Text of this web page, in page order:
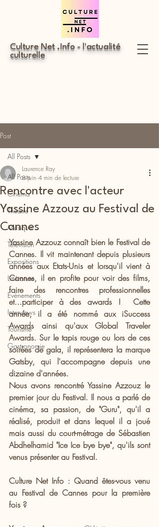
Culture Net .Info - l'actualité
culturelle
Post
All Posts
Cinéma
Théâtre
Musique
Télévision
Expositions
Littérature
Evénements
Interviews
Tourisme
Gastronomie
All Posts
Rencontre avec l'acteur
Yassine Azzouz au Festival de
Cannes
Laurence Ray
8 juin 4 min de lecture
Yassine Azzouz connaît bien le Festival de
Cannes. Il vit maintenant depuis plusieurs
années aux Etats-Unis et lorsqu'il vient à
Cannes, il en profite pour voir des films,
faire des rencontres professionnelles
et...participer à des awards !  Cette
année, il a été nommé aux iSuccess
Awards ainsi qu'aux Global Traveler
Awards. Sur le tapis rouge ou lors de ces
soirées de gala, il représentera la marque
Gatsby, qui l'accompagne depuis une
dizaine d'années.
Nous avons rencontré Yassine Azzouz le
premier jour du Festival. Il nous a parlé de
cinéma, sa passion, de "Guru", qu'il a
réalisé, produit et dans lequel il a joué
mais aussi du court-métrage de Sébastien
Abdhelhamid "Ice Ice bye bye", qu'ils sont
venus présenter au Festival.
Culture Net Info : Quand êtes-vous venu
au Festival de Cannes pour la première
fois ?